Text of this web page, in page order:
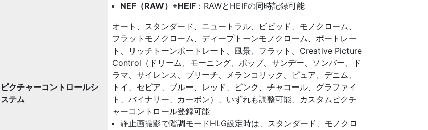
NEF（RAW）+HEIF ：RAWとHEIFの同時記録可能
ピクチャーコントロールシ
ステム
オート、スタンダード、ニュートラル、ビビッド、モノクローム、
フラットモノクローム、ディープトーンモノクローム、ポートレー
ト、リッチトーンポートレート、風景、フラット、Creative Picture
Control（ドリーム、モーニング、ポップ、サンデー、ソンバー、ド
ラマ、サイレンス、ブリーチ、メランコリック、ピュア、デニム、
トイ、セピア、ブルー、レッド、ピンク、チャコール、グラファイ
ト、バイナリー、カーボン）、いずれも調整可能、カスタムピクチ
ャーコントロール登録可能
静止画撮影で階調モードHLG設定時は、スタンダード、モノクロ